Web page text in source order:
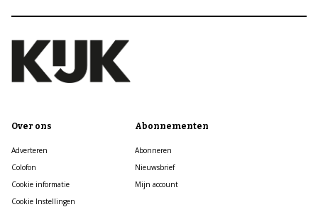
Over ons
Adverteren
Colofon
Cookie informatie
Cookie Instellingen
Abonnementen
Abonneren
Nieuwsbrief
Mijn account